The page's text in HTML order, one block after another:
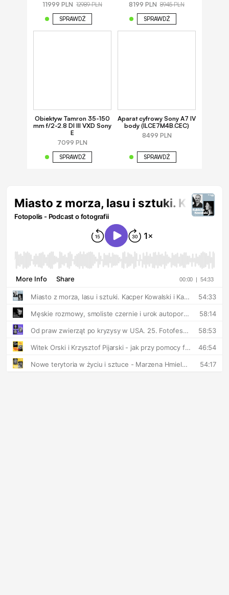
11999 PLN 12989 PLN
SPRAWDŹ
8199 PLN 8945 PLN
SPRAWDŹ
Obiektyw Tamron 35-150
mm f/2-2.8 DI III VXD Sony
E
7099 PLN
SPRAWDŹ
Aparat cyfrowy Sony A7 IV
body (ILCE7M4B.CEC)
8499 PLN
SPRAWDŹ